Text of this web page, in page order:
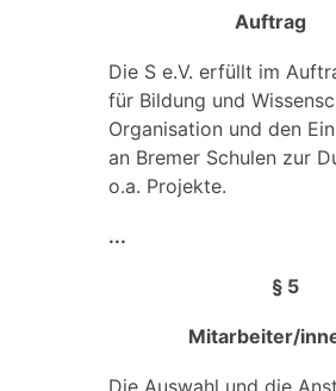
Auftrag
Die S e.V. erfüllt im
für Bildung und
Organisation und den
an Bremer Schulen zur
o.a. Projekte.
...
§ 5
Mitarbeiter/
Die Auswahl und die